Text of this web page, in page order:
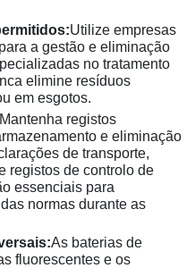
Utilize empresas
a gestão e eliminação
no tratamento
elimine resíduos
em esgotos.
Mantenha registos
e eliminação
de transporte,
registos de controlo de
essenciais para
normas durante as
As baterias de
fluorescentes e os